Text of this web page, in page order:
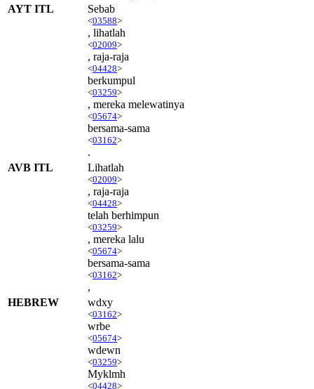
AYT ITL
Sebab
<03588>
, lihatlah
<02009>
, raja-raja
<04428>
berkumpul
<03259>
, mereka melewatinya
<05674>
bersama-sama
<03162>
.
AVB ITL
Lihatlah
<02009>
, raja-raja
<04428>
telah berhimpun
<03259>
, mereka lalu
<05674>
bersama-sama
<03162>
,
HEBREW
wdxy
<03162>
wrbe
<05674>
wdewn
<03259>
Myklmh
<04428>